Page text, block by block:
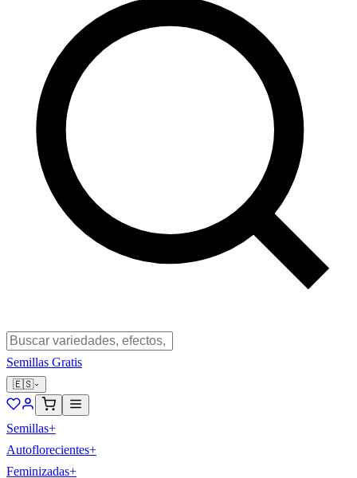
Semillas Gratis
🇪🇸
Semillas+
Autoflorecientes+
Feminizadas+